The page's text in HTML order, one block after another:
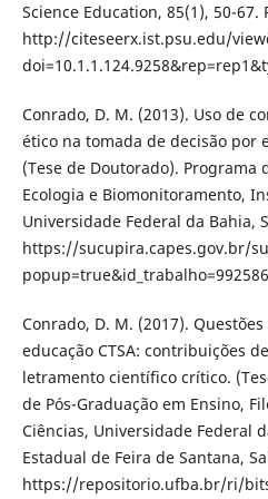
Science Education, 85(1), 50-67.
http://citeseerx.ist.psu.edu/
Conrado, D. M. (2013). Uso de
ético na tomada de decisão por
(Tese de Doutorado). Programa
Ecologia e Biomonitoramento,
Universidade Federal da Bahia,
https://sucupira.capes.gov.br/
popup=true&id_trabalho=992586
Conrado, D. M. (2017).
educação CTSA: contribuições
letramento científico crítico.
de Pós-Graduação em Ensino,
Ciências, Universidade Federal
Estadual de Feira de Santana,
https://repositorio.ufba.br/ri/